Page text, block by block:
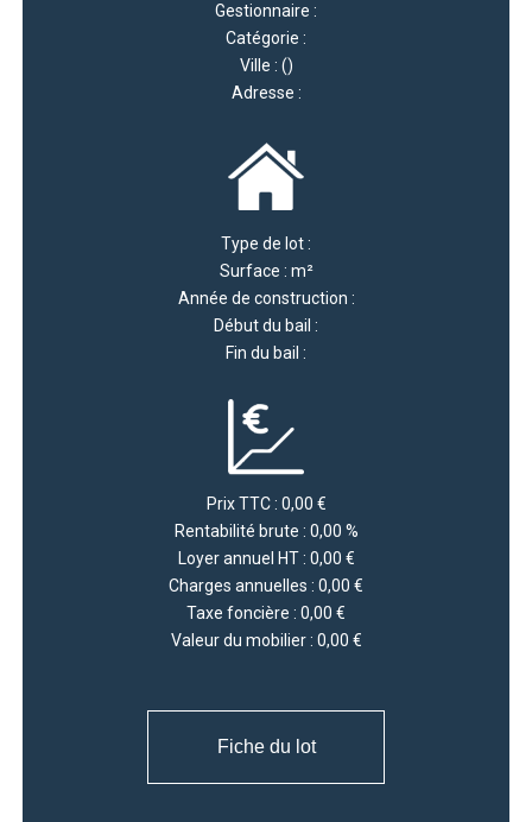
Gestionnaire :
Catégorie :
Ville : ()
Adresse :
Type de lot :
Surface : m²
Année de construction :
Début du bail :
Fin du bail :
Prix TTC : 0,00 €
Rentabilité brute : 0,00 %
Loyer annuel HT : 0,00 €
Charges annuelles : 0,00 €
Taxe foncière : 0,00 €
Valeur du mobilier : 0,00 €